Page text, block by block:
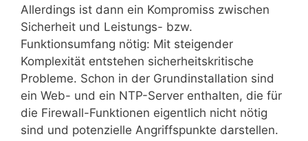
Allerdings ist dann ein Kompromiss zwischen
Sicherheit und Leistungs- bzw.
Funktionsumfang nötig: Mit steigender
Komplexität entstehen sicherheitskritische
Probleme. Schon in der Grundinstallation sind
ein Web- und ein NTP-Server enthalten, die für
die Firewall-Funktionen eigentlich nicht nötig
sind und potenzielle Angriffspunkte darstellen.